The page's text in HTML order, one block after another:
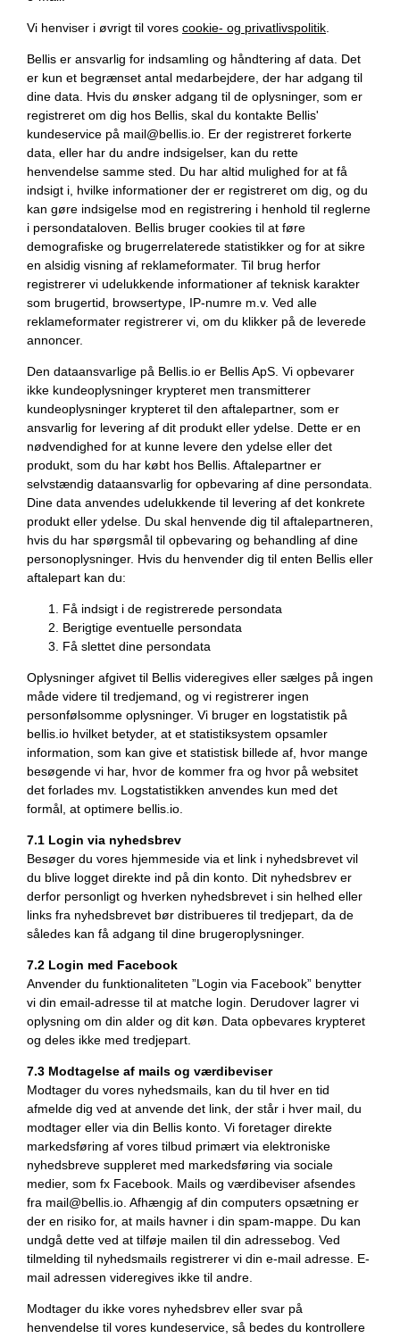
Vi henviser i øvrigt til vores cookie- og privatlivspolitik
Bellis er ansvarlig for indsamling og håndtering af data. Det
er kun et begrænset antal medarbejdere, der har adgang til
dine data. Hvis du ønsker adgang til de oplysninger, som er
registreret om dig hos Bellis, skal du kontakte Bellis'
kundeservice på mail@bellis.io. Er der registreret forkerte
data, eller har du andre indsigelser, kan du rette
henvendelse samme sted. Du har altid mulighed for at få
indsigt i, hvilke informationer der er registreret om dig, og du
kan gøre indsigelse mod en registrering i henhold til reglerne
i persondataloven. Bellis bruger cookies til at føre
demografiske og brugerrelaterede statistikker og for at sikre
en alsidig visning af reklameformater. Til brug herfor
registrerer vi udelukkende informationer af teknisk karakter
som brugertid, browsertype, IP-numre m.v. Ved alle
reklameformater registrerer vi, om du klikker på de leverede
annoncer.
Den dataansvarlige på Bellis.io er Bellis ApS. Vi opbevarer
ikke kundeoplysninger krypteret men transmitterer
kundeoplysninger krypteret til den aftalepartner, som er
ansvarlig for levering af dit produkt eller ydelse. Dette er en
nødvendighed for at kunne levere den ydelse eller det
produkt, som du har købt hos Bellis. Aftalepartner er
selvstændig dataansvarlig for opbevaring af dine persondata.
Dine data anvendes udelukkende til levering af det konkrete
produkt eller ydelse. Du skal henvende dig til aftalepartneren,
hvis du har spørgsmål til opbevaring og behandling af dine
personoplysninger. Hvis du henvender dig til enten Bellis eller
aftalepart kan du:
Få indsigt i de registrerede persondata
Berigtige eventuelle persondata
Få slettet dine persondata
Oplysninger afgivet til Bellis videregives eller sælges på ingen
måde videre til tredjemand, og vi registrerer ingen
personfølsomme oplysninger. Vi bruger en logstatistik på
bellis.io hvilket betyder, at et statistiksystem opsamler
information, som kan give et statistisk billede af, hvor mange
besøgende vi har, hvor de kommer fra og hvor på websitet
det forlades mv. Logstatistikken anvendes kun med det
formål, at optimere bellis.io.
7.1 Login via nyhedsbrev
Besøger du vores hjemmeside via et link i nyhedsbrevet vil
du blive logget direkte ind på din konto. Dit nyhedsbrev er
derfor personligt og hverken nyhedsbrevet i sin helhed eller
links fra nyhedsbrevet bør distribueres til tredjepart, da de
således kan få adgang til dine brugeroplysninger.
7.2 Login med Facebook
Anvender du funktionaliteten ”Login via Facebook” benytter
vi din email-adresse til at matche login. Derudover lagrer vi
oplysning om din alder og dit køn. Data opbevares krypteret
og deles ikke med tredjepart.
7.3 Modtagelse af mails og værdibeviser
Modtager du vores nyhedsmails, kan du til hver en tid
afmelde dig ved at anvende det link, der står i hver mail, du
modtager eller via din Bellis konto. Vi foretager direkte
markedsføring af vores tilbud primært via elektroniske
nyhedsbreve suppleret med markedsføring via sociale
medier, som fx Facebook. Mails og værdibeviser afsendes
fra mail@bellis.io. Afhængig af din computers opsætning er
der en risiko for, at mails havner i din spam-mappe. Du kan
undgå dette ved at tilføje mailen til din adressebog. Ved
tilmelding til nyhedsmails registrerer vi din e-mail adresse. E-
mail adressen videregives ikke til andre.
Modtager du ikke vores nyhedsbrev eller svar på
henvendelse til vores kundeservice, så bedes du kontrollere